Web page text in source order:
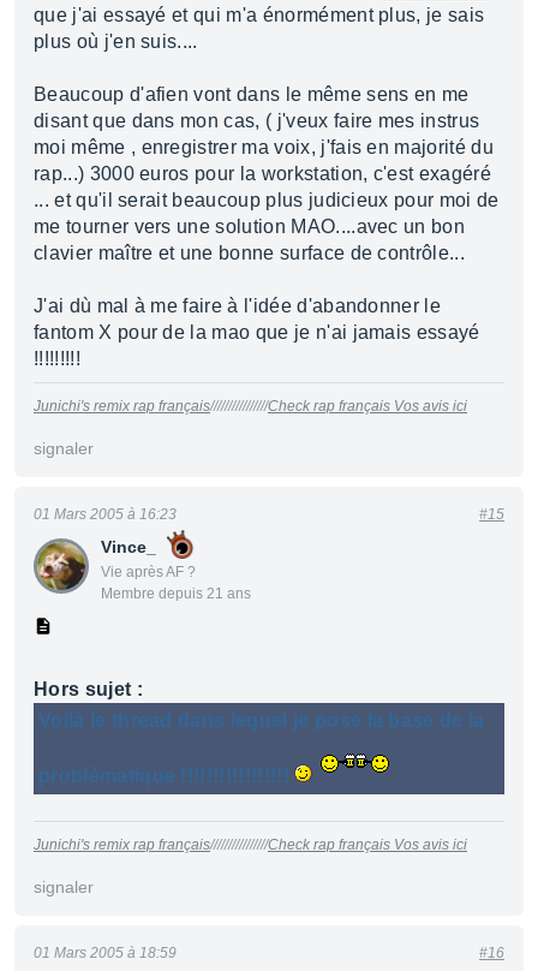
que j'ai essayé et qui m'a énormément plus, je sais
plus où j'en suis....
Beaucoup d'afien vont dans le même sens en me
disant que dans mon cas, ( j'veux faire mes instrus
moi même , enregistrer ma voix, j'fais en majorité du
rap...) 3000 euros pour la workstation, c'est exagéré
... et qu'il serait beaucoup plus judicieux pour moi de
me tourner vers une solution MAO....avec un bon
clavier maître et une bonne surface de contrôle...
J'ai dù mal à me faire à l'idée d'abandonner le
fantom X pour de la mao que je n'ai jamais essayé
!!!!!!!!!
Junichi's remix rap français////////////////Check rap français Vos avis ici
signaler
Vince_
Vie après AF ?
Membre depuis 21 ans
01 Mars 2005 à 16:23 #15
Hors sujet :
Voilà le thread dans lequel je pose la base de la
problèmatique !!!!!!!!!!!!!!!!!
Junichi's remix rap français////////////////Check rap français Vos avis ici
signaler
01 Mars 2005 à 18:59 #16